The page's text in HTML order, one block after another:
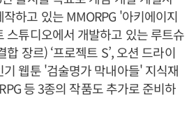
하고 있는 MMORPG '아키에이지
스튜디오에서 개발하고 있는 루트슈
합 장르) ‘프로젝트 S’, 오션 드라이
웹툰 '검술명가 막내아들' 지식재
등 3종의 작품도 추가로 준비하